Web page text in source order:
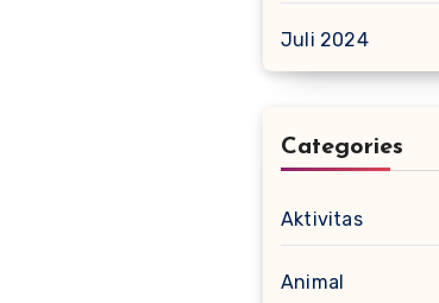
Juli 2024
Categories
Aktivitas
Animal